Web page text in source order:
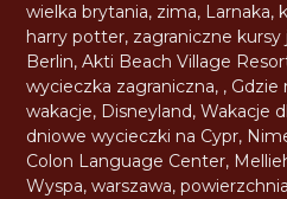
wielka brytania, zima, Larnaka,
harry potter, zagraniczne kursy
Berlin,Akti Beach Village
wycieczka zagraniczna, , Gdzie
wakacje, Disneyland,Wakacje
dniowe wycieczki na Cypr,
Colon Language Center,
Wyspa,warszawa,